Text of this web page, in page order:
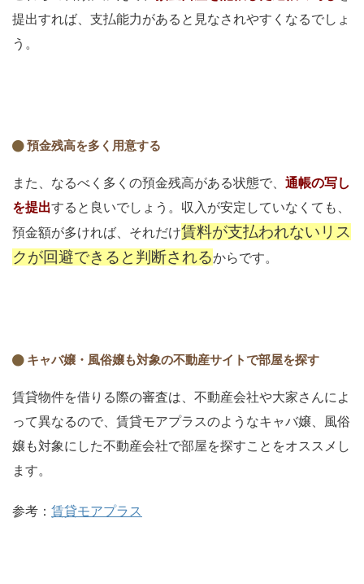
提出すれば、支払能力があると見なされやすくなるでしょ
う。
預金残高を多く用意する
また、なるべく多くの預金残高がある状態で、 通帳の写し
を提出すると良いでしょう。収入が安定していなくても、
預金額が多ければ、それだけ賃料が支払われないリス
クが回避できると判断されるからです。
キャバ嬢・風俗嬢も対象の不動産サイトで部屋を探す
賃貸物件を借りる際の審査は、不動産会社や大家さんによ
って異なるので、賃貸モアプラスのようなキャバ嬢、風俗
嬢も対象にした不動産会社で部屋を探すことをオススメし
ます。
参考： 賃貸モアプラス